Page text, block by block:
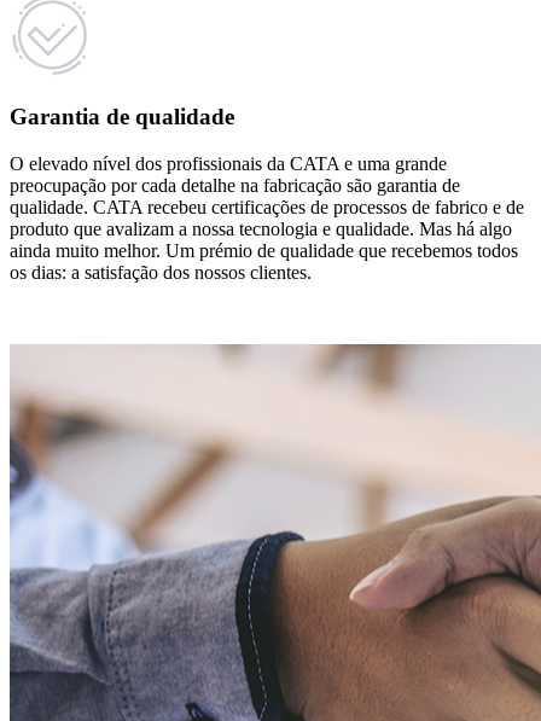
Garantia de qualidade
O elevado nível dos profissionais da CATA e uma grande
preocupação por cada detalhe na fabricação são garantia de
qualidade. CATA recebeu certificações de processos de fabrico e de
produto que avalizam a nossa tecnologia e qualidade. Mas há algo
ainda muito melhor. Um prémio de qualidade que recebemos todos
os dias: a satisfação dos nossos clientes.